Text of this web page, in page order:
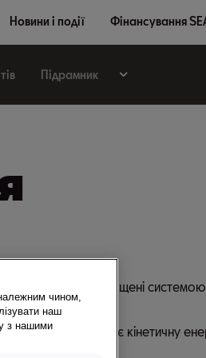
Новини і події Фінансування
Підрамник
SEAT оснащені системою
перетворює кінетичну
чином,
наш
з нашими